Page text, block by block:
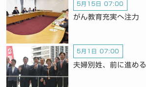
5月15日 07:00
がん教育充実へ注力
5月1日 07:00
夫婦別姓、前に進める